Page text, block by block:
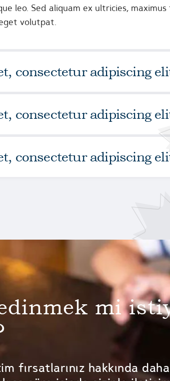
leo. Sed aliquam ex ultricies,
volutpat.
consectetur adipiscing
consectetur adipiscing
consectetur adipiscing
mi
fırsatlarınız hakkında